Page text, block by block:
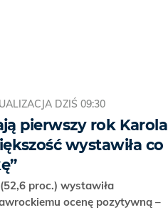
DZIŚ 09:30
pierwszy rok Karola
wystawiła co
proc.) wystawiła
ocenę pozytywną –